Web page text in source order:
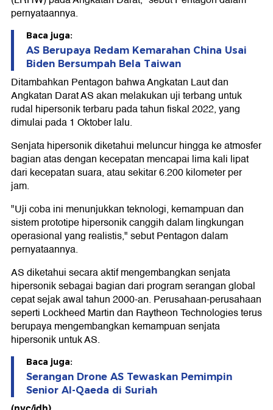
pernyataannya.
Baca juga:
AS Berupaya Redam Kemarahan China Usai
Biden Bersumpah Bela Taiwan
Ditambahkan Pentagon bahwa Angkatan Laut dan
Angkatan Darat AS akan melakukan uji terbang untuk
rudal hipersonik terbaru pada tahun fiskal 2022, yang
dimulai pada 1 Oktober lalu.
Senjata hipersonik diketahui meluncur hingga ke atmosfer
bagian atas dengan kecepatan mencapai lima kali lipat
dari kecepatan suara, atau sekitar 6.200 kilometer per
jam.
"Uji coba ini menunjukkan teknologi, kemampuan dan
sistem prototipe hipersonik canggih dalam lingkungan
operasional yang realistis," sebut Pentagon dalam
pernyataannya.
AS diketahui secara aktif mengembangkan senjata
hipersonik sebagai bagian dari program serangan global
cepat sejak awal tahun 2000-an. Perusahaan-perusahaan
seperti Lockheed Martin dan Raytheon Technologies terus
berupaya mengembangkan kemampuan senjata
hipersonik untuk AS.
Baca juga:
Serangan Drone AS Tewaskan Pemimpin
Senior Al-Qaeda di Suriah